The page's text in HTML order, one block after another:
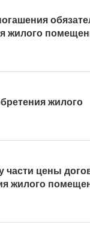
жилого
жилого
части цены
жилого